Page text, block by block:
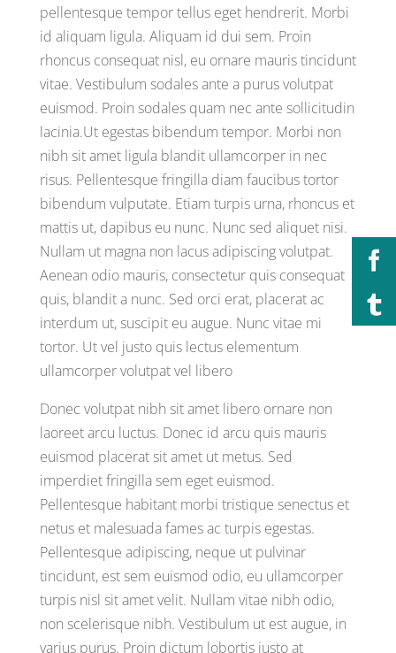
pellentesque tempor tellus eget hendrerit. Morbi
id aliquam ligula. Aliquam id dui sem. Proin
rhoncus consequat nisl, eu ornare mauris tincidunt
vitae. Vestibulum sodales ante a purus volutpat
euismod. Proin sodales quam nec ante sollicitudin
lacinia.Ut egestas bibendum tempor. Morbi non
nibh sit amet ligula blandit ullamcorper in nec
risus. Pellentesque fringilla diam faucibus tortor
bibendum vulputate. Etiam turpis urna, rhoncus et
mattis ut, dapibus eu nunc. Nunc sed aliquet nisi.
Nullam ut magna non lacus adipiscing volutpat.
Aenean odio mauris, consectetur quis consequat
quis, blandit a nunc. Sed orci erat, placerat ac
interdum ut, suscipit eu augue. Nunc vitae mi
tortor. Ut vel justo quis lectus elementum
ullamcorper volutpat vel libero
Donec volutpat nibh sit amet libero ornare non
laoreet arcu luctus. Donec id arcu quis mauris
euismod placerat sit amet ut metus. Sed
imperdiet fringilla sem eget euismod.
Pellentesque habitant morbi tristique senectus et
netus et malesuada fames ac turpis egestas.
Pellentesque adipiscing, neque ut pulvinar
tincidunt, est sem euismod odio, eu ullamcorper
turpis nisl sit amet velit. Nullam vitae nibh odio,
non scelerisque nibh. Vestibulum ut est augue, in
varius purus. Proin dictum lobortis justo at